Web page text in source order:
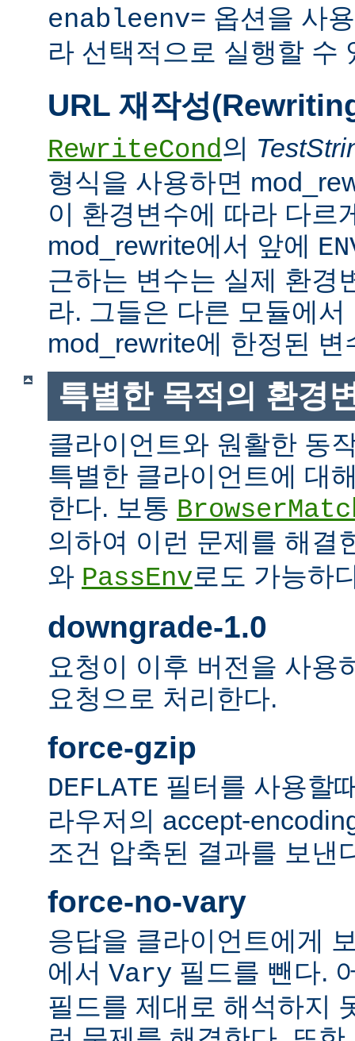
enableenv= 옵션을 사
라 선택적으로 실행할 수
URL 재작성
RewriteCond의
형식을 사용하면
이 환경변수에 따라 다르
mod_rewrite에서 앞에
근하는 변수는 실제 환경
라. 그들은 다른 모듈에
mod_rewrite에 한정된 변
특별한 목적의 환경
클라이언트와 원활한 동
특별한 클라이언트에 대
한다. 보통
의하여 이런 문제를 해결
와 PassEnv로도 가능하
downgrade-1.0
요청이 이후 버전을 사용
요청으로 처리한다.
force-gzip
DEFLATE 필터를 사용할
라우저의 accept-
조건 압축된 결과를 보낸
force-no-vary
응답을 클라이언트에게
에서 Vary 필드를 뺀다.
필드를 제대로 해석하지